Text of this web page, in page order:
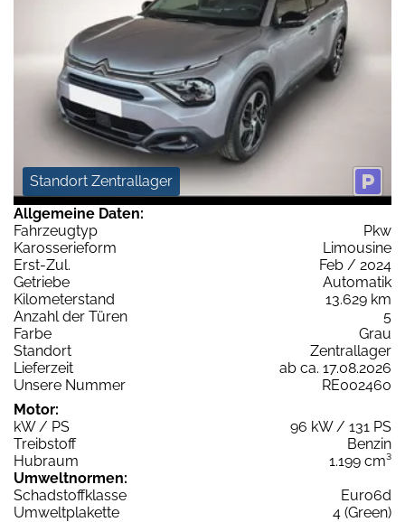
Standort Zentrallager
Allgemeine Daten:
Fahrzeugtyp
Pkw
Karosserieform
Limousine
Erst-Zul.
Feb / 2024
Getriebe
Automatik
Kilometerstand
13.629 km
Anzahl der Türen
5
Farbe
Grau
Standort
Zentrallager
Lieferzeit
ab ca. 17.08.2026
Unsere Nummer
RE002460
Motor:
kW / PS
96 kW / 131 PS
Treibstoff
Benzin
Hubraum
1.199 cm³
Umweltnormen:
Schadstoffklasse
Euro6d
Umweltplakette
4 (Green)